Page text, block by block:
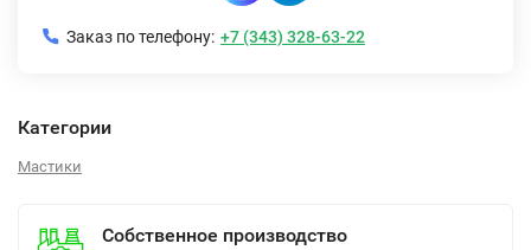
Заказ по телефону: +7 (343) 328-63-22
Категории
Мастики
Собственное производство